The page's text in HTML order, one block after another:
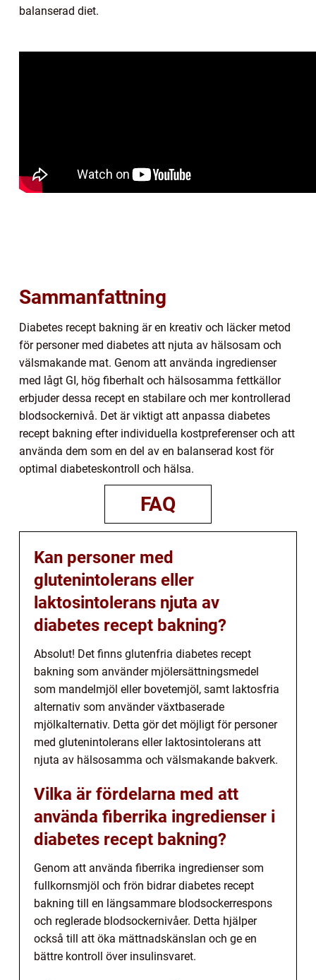
balanserad diet.
Sammanfattning
Diabetes recept bakning är en kreativ och läcker metod
för personer med diabetes att njuta av hälsosam och
välsmakande mat. Genom att använda ingredienser
med lågt GI, hög fiberhalt och hälsosamma fettkällor
erbjuder dessa recept en stabilare och mer kontrollerad
blodsockernivå. Det är viktigt att anpassa diabetes
recept bakning efter individuella kostpreferenser och att
använda dem som en del av en balanserad kost för
optimal diabeteskontroll och hälsa.
FAQ
Kan personer med
glutenintolerans eller
laktosintolerans njuta av
diabetes recept bakning?
Absolut! Det finns glutenfria diabetes recept
bakning som använder mjölersättningsmedel
som mandelmjöl eller bovetemjöl, samt laktosfria
alternativ som använder växtbaserade
mjölkalternativ. Detta gör det möjligt för personer
med glutenintolerans eller laktosintolerans att
njuta av hälsosamma och välsmakande bakverk.
Vilka är fördelarna med att
använda fiberrika ingredienser i
diabetes recept bakning?
Genom att använda fiberrika ingredienser som
fullkornsmjöl och frön bidrar diabetes recept
bakning till en längsammare blodsockerrespons
och reglerade blodsockernivåer. Detta hjälper
också till att öka mättnadskänslan och ge en
bättre kontroll över insulinsvaret.